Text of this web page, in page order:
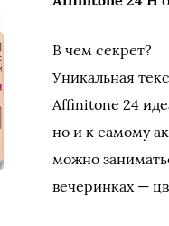
В чем секрет?
Уникальная
Affinitone 24
но и к самому
можно
вечеринках —